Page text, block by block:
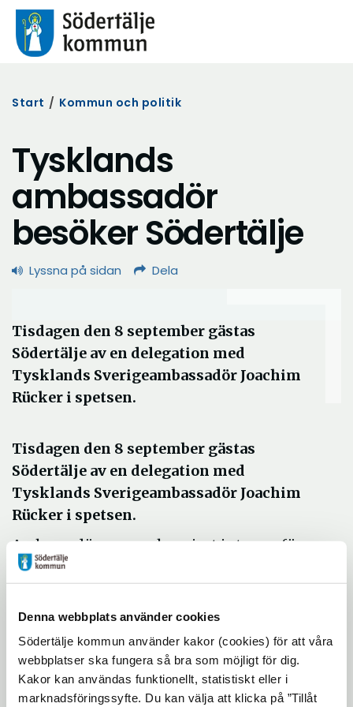
Denna webbplats använder cookies
Södertälje kommun använder kakor (cookies) för att våra
webbplatser ska fungera så bra som möjligt för dig.
Kakor kan användas funktionellt, statistiskt eller i
marknadsföringssyfte. Du kan välja att klicka på ”Tillåt
Start / Kommun och politik
Tysklands
ambassadör
besöker Södertälje
Lyssna på sidan Dela
Tisdagen den 8 september gästas
Södertälje av en delegation med
Tysklands Sverigeambassadör Joachim
Rücker i spetsen.
Tisdagen den 8 september gästas
Södertälje av en delegation med
Tysklands Sverigeambassadör Joachim
Rücker i spetsen.
Ambassadören, som har visat intresse för
Södertäljes näringsliv och utvecklingen av
staden, besöker under dagen såväl
AstraZeneca som Scania.
Besöket inleds i Södertälje stadshus, där
bland andra kommunstyrelsens ordförande
Anders Lago (s) tar emot.